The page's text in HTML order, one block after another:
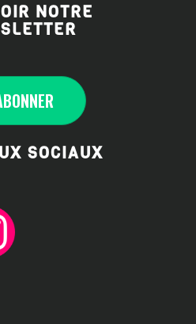
NOTRE
R
SOCIAUX